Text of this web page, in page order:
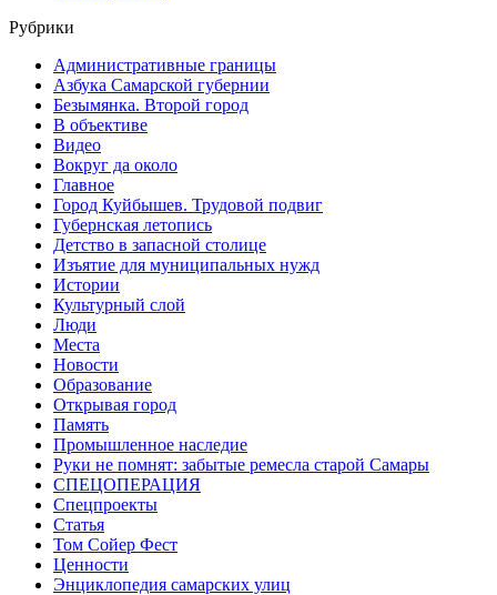
Рубрики
Административные границы
Азбука Самарской губернии
Безымянка. Второй город
В объективе
Видео
Вокруг да около
Главное
Город Куйбышев. Трудовой подвиг
Губернская летопись
Детство в запасной столице
Изъятие для муниципальных нужд
Истории
Культурный слой
Люди
Места
Новости
Образование
Открывая город
Память
Промышленное наследие
Руки не помнят: забытые ремесла старой Самары
СПЕЦОПЕРАЦИЯ
Спецпроекты
Статья
Том Сойер Фест
Ценности
Энциклопедия самарских улиц